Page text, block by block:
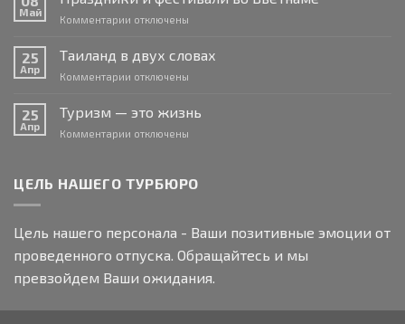
путешествий
Усть-
с
Май
Комментарии к
и
фестивали
Вьетнаме
отключены
25
Апр
Таиланд в двух словах
Комментарии к
в
двух
отключены
25
Апр
Туризм — это жизнь
Комментарии к
—
отключены
ЦЕЛЬ НАШЕГО ТУРБЮРО
Цель нашего персонала - Ваши позитивные эмоции от
проведенного отпуска. Обращайтесь и мы
превзойдем Ваши ожидания.